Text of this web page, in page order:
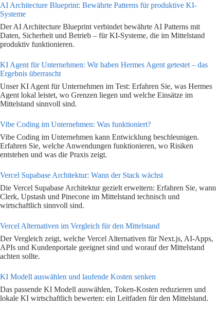
AI Architecture Blueprint: Bewährte Patterns für produktive KI-
Systeme
Der AI Architecture Blueprint verbindet bewährte AI Patterns mit
Daten, Sicherheit und Betrieb – für KI-Systeme, die im Mittelstand
produktiv funktionieren.
KI Agent für Unternehmen: Wir haben Hermes Agent getestet – das
Ergebnis überrascht
Unser KI Agent für Unternehmen im Test: Erfahren Sie, was Hermes
Agent lokal leistet, wo Grenzen liegen und welche Einsätze im
Mittelstand sinnvoll sind.
Vibe Coding im Unternehmen: Was funktioniert?
Vibe Coding im Unternehmen kann Entwicklung beschleunigen.
Erfahren Sie, welche Anwendungen funktionieren, wo Risiken
entstehen und was die Praxis zeigt.
Vercel Supabase Architektur: Wann der Stack wächst
Die Vercel Supabase Architektur gezielt erweitern: Erfahren Sie, wann
Clerk, Upstash und Pinecone im Mittelstand technisch und
wirtschaftlich sinnvoll sind.
Vercel Alternativen im Vergleich für den Mittelstand
Der Vergleich zeigt, welche Vercel Alternativen für Next.js, AI-Apps,
APIs und Kundenportale geeignet sind und worauf der Mittelstand
achten sollte.
KI Modell auswählen und laufende Kosten senken
Das passende KI Modell auswählen, Token-Kosten reduzieren und
lokale KI wirtschaftlich bewerten: ein Leitfaden für den Mittelstand.